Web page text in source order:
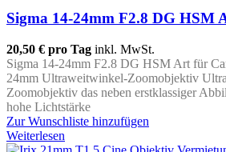
Sigma 14-24mm F2.8 DG HSM
20,50 € pro Tag inkl. MwSt.
Sigma 14-24mm F2.8 DG HSM Art für
24mm Ultraweitwinkel-Zoomobjektiv
Zoomobjektiv das neben erstklassiger
hohe Lichtstärke
Zur Wunschliste hinzufügen
Weiterlesen